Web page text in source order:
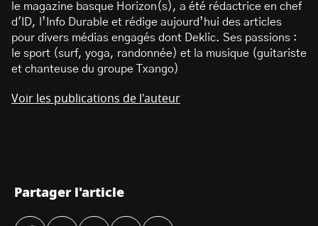
le magazine basque Horizon(s), a été rédactrice en chef
d'ID, l’Info Durable et rédige aujourd’hui des articles
pour divers médias engagés dont Deklic. Ses passions :
le sport (surf, yoga, randonnée) et la musique (guitariste
et chanteuse du groupe Txango)
Voir les publications de l'auteur
Partager l'article